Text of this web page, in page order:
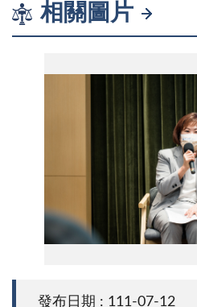
相關圖片
發布日期 : 111-07-12